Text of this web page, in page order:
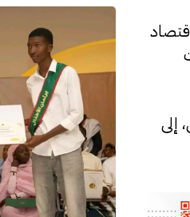
حيث حافظ الاقتصاد
إلى